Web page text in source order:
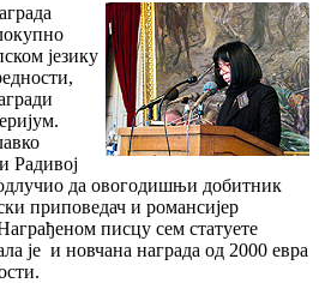
језику
Радивој
да овогодишњи добитник
приповедач и романсијер
писцу сем статуете
је и новчана награда од 2000 евра